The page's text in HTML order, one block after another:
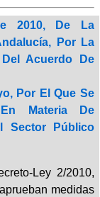
2010, De La
Por La
Acuerdo De
Por El Que Se
Materia De
Sector Público
Ley 2/2010,
medidas